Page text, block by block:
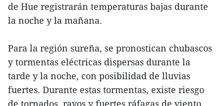
de Hue registrarán temperaturas bajas durante
la noche y la mañana.
Para la región sureña, se pronostican chubascos
y tormentas eléctricas dispersas durante la
tarde y la noche, con posibilidad de lluvias
fuertes. Durante estas tormentas, existe riesgo